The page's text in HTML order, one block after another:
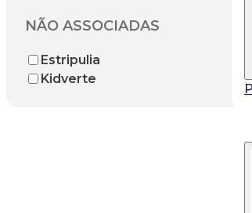
NÃO ASSOCIADAS
Estripulia
Kidverte